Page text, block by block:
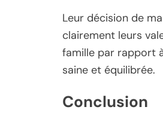
Leur décision de
clairement leurs
famille par rapport
saine et équilibrée.
Conclusion